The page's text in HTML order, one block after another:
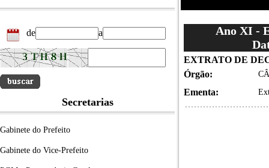
de a
Secretarias
Gabinete do Prefeito
Gabinete do Vice-Prefeito
Ano XI -
EXTRATO DE
Órgão:
Ementa: